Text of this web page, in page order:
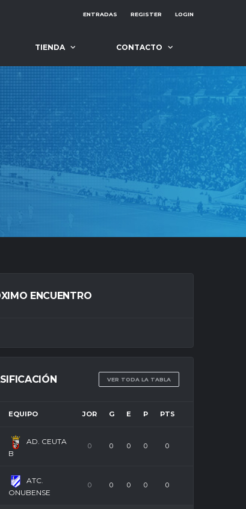
ENTRADAS REGISTER LOGIN
TIENDA CONTACTO
ENCUENTRO
VER TODA LA TABLA
EQUIPO JOR G E P PTS
AD. CEUTA
B
0 0 0 0 0
ATC.
ONUBENSE
0 0 0 0 0